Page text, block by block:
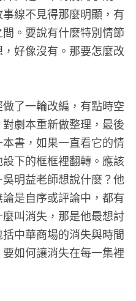
線不見得那麼明顯，有
。要說有什麼特別情節
好像沒有。那要怎麼改
了一輪改編，有點時空
劇本重新做整理，最後
書，如果一直看它的情
下的框框裡翻轉。應該
明益老師想說什麼？他
是自序或評論中，都有
叫消失，那是他最想討
中華商場的消失與時間
如何讓消失在每一集裡